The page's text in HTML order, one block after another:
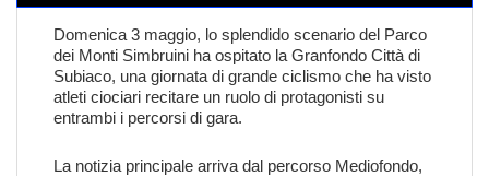
Domenica 3 maggio, lo splendido scenario del Parco
dei Monti Simbruini ha ospitato la Granfondo Città di
Subiaco, una giornata di grande ciclismo che ha visto
atleti ciociari recitare un ruolo di protagonisti su
entrambi i percorsi di gara.
La notizia principale arriva dal percorso Mediofondo,